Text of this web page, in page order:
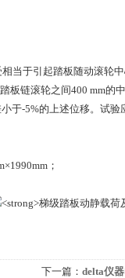
当于引起踏板随动滚轮
板链滚轮之间400 mm的
于-5%的上述位移。试
；
下一篇： delta仪